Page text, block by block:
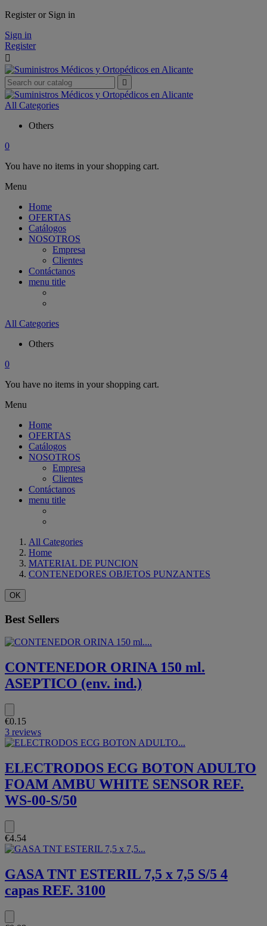
Register or Sign in
Sign in
Register


All Categories
Others
0
You have no items in your shopping cart.
Menu
Home
OFERTAS
Catálogos
NOSOTROS
Empresa
Clientes
Contáctanos
menu title
All Categories
Others
0
You have no items in your shopping cart.
Menu
Home
OFERTAS
Catálogos
NOSOTROS
Empresa
Clientes
Contáctanos
menu title
All Categories
Home
MATERIAL DE PUNCION
CONTENEDORES OBJETOS PUNZANTES
OK
Best Sellers
CONTENEDOR ORINA 150 ml.
ASEPTICO (env. ind.)
€0.15
3 reviews
ELECTRODOS ECG BOTON ADULTO
FOAM AMBU WHITE SENSOR REF.
WS-00-S/50
€4.54
GASA TNT ESTERIL 7,5 x 7,5 S/5 4
capas REF. 3100